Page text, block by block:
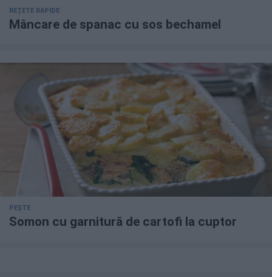
REȚETE RAPIDE
Mâncare de spanac cu sos bechamel
PEȘTE
Somon cu garnitură de cartofi la cuptor